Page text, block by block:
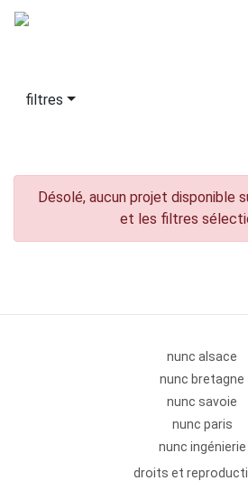
filtres
Désolé, aucun projet disponible
et les filtres
nunc alsace
nunc bretagne
nunc savoie
nunc paris
nunc ingénierie
droits et